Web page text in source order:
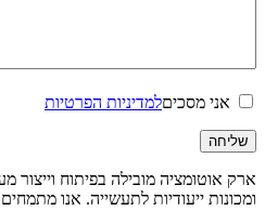
אני מסכיםלמדיניות הפרטיות
ארק אוטומציה מובילה בפיתוח וייצור
ומכונות ייעודיות לתעשייה. אנו